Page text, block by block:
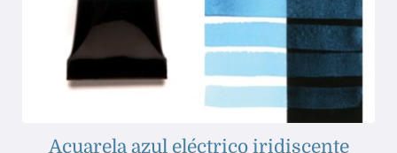
Acuarela azul eléctrico iridiscente